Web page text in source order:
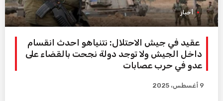
أخبار
عقيد في جيش الاحتلال: نتنياهو احدث انقسام
داخل الجيش ولا توجد دولة نجحت بالقضاء على
عدو في حرب عصابات
9 أغسطس، 2025